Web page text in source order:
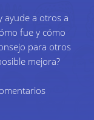
ayude a otros a
fue y cómo
para otros
mejora?